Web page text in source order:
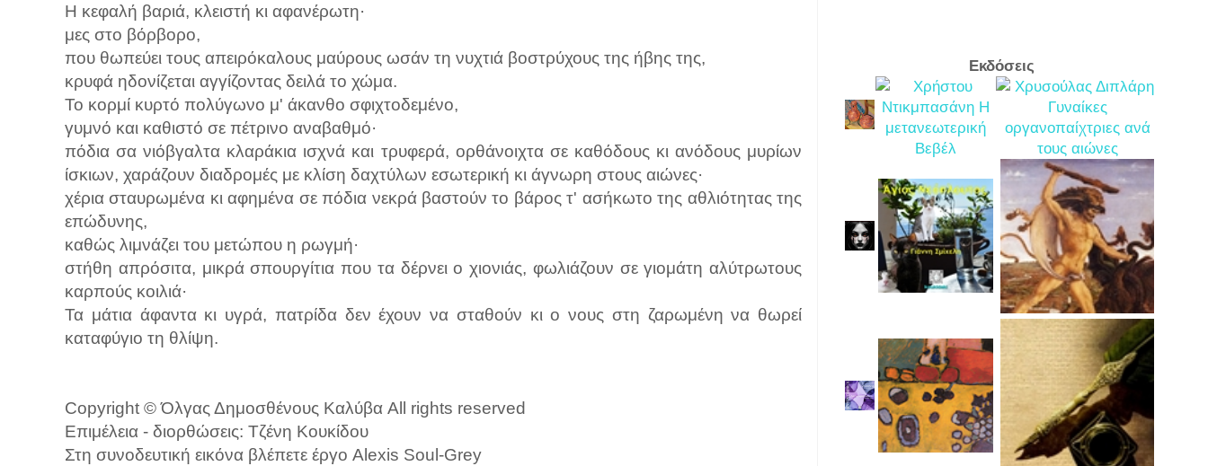
Η κεφαλή βαριά, κλειστή κι αφανέρωτη·
μες στο βόρβορο,
που θωπεύει τους απειρόκαλους μαύρους ωσάν τη νυχτιά βοστρύχους της ήβης της,
κρυφά ηδονίζεται αγγίζοντας δειλά το χώμα.
Το κορμί κυρτό πολύγωνο μ' άκανθο σφιχτοδεμένο,
γυμνό και καθιστό σε πέτρινο αναβαθμό·
πόδια σα νιόβγαλτα κλαράκια ισχνά και τρυφερά, ορθάνοιχτα σε καθόδους κι ανόδους μυρίων
ίσκιων, χαράζουν διαδρομές με κλίση δαχτύλων εσωτερική κι άγνωρη στους αιώνες·
χέρια σταυρωμένα κι αφημένα σε πόδια νεκρά βαστούν το βάρος τ' ασήκωτο της αθλιότητας της
επώδυνης,
καθώς λιμνάζει του μετώπου η ρωγμή·
στήθη απρόσιτα, μικρά σπουργίτια που τα δέρνει ο χιονιάς, φωλιάζουν σε γιομάτη αλύτρωτους
καρπούς κοιλιά·
Τα μάτια άφαντα κι υγρά, πατρίδα δεν έχουν να σταθούν κι ο νους στη ζαρωμένη να θωρεί
καταφύγιο τη θλίψη.
Copyright © Όλγας Δημοσθένους Καλύβα All rights reserved
Επιμέλεια - διορθώσεις: Τζένη Κουκίδου
Στη συνοδευτική εικόνα βλέπετε έργο Alexis Soul-Grey
Εκδόσεις